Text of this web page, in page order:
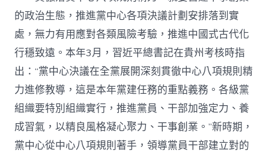
的政治生態，推進黨中心各項決議計劃安排落到實
處，無力有用應對各類風險考驗，推進中國式古代化
行穩致遠。本年3月，習近平總書記在貴州考核時指
出：“黨中心決議在全黨展開深刻貫徹中心八項規則精
力進修教導，這是本年黨建任務的重點義務。各級黨
組織要特別組織實行，推進黨員、干部加強定力、養
成習氣，以精良風格凝心聚力、干事創業。”新時期，
黨中心從中心八項規則著手，領導黨員干部建立對的